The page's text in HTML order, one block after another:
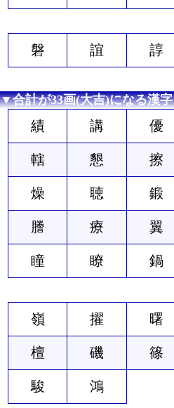
磐 誼 諄
▼合計が33画(大吉)になる漢字
績 講 優
轄 懇 擦
燥 聴 鍛
謄 療 翼
瞳 瞭 鍋
嶺 擢 曙
檀 磯 篠
駿 鴻